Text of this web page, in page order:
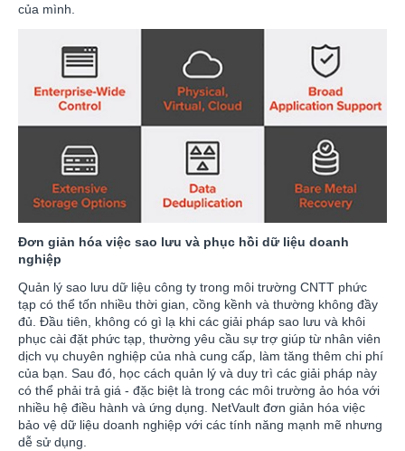
của mình.
Đơn giản hóa việc sao lưu và phục hồi dữ liệu doanh
nghiệp
Quản lý sao lưu dữ liệu công ty trong môi trường CNTT phức
tạp có thể tốn nhiều thời gian, cồng kềnh và thường không đầy
đủ. Đầu tiên, không có gì lạ khi các giải pháp sao lưu và khôi
phục cài đặt phức tạp, thường yêu cầu sự trợ giúp từ nhân viên
dịch vụ chuyên nghiệp của nhà cung cấp, làm tăng thêm chi phí
của bạn. Sau đó, học cách quản lý và duy trì các giải pháp này
có thể phải trả giá - đặc biệt là trong các môi trường ảo hóa với
nhiều hệ điều hành và ứng dụng. NetVault đơn giản hóa việc
bảo vệ dữ liệu doanh nghiệp với các tính năng mạnh mẽ nhưng
dễ sử dụng.